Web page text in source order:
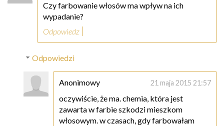
Czy farbowanie włosów ma wpływ na ich
wypadanie?
Odpowiedz
Odpowiedzi
Anonimowy 21 maja 2015 21:57
oczywiście, że ma. chemia, która jest
zawarta w farbie szkodzi mieszkom
włosowym. w czasach, gdy farbowałam